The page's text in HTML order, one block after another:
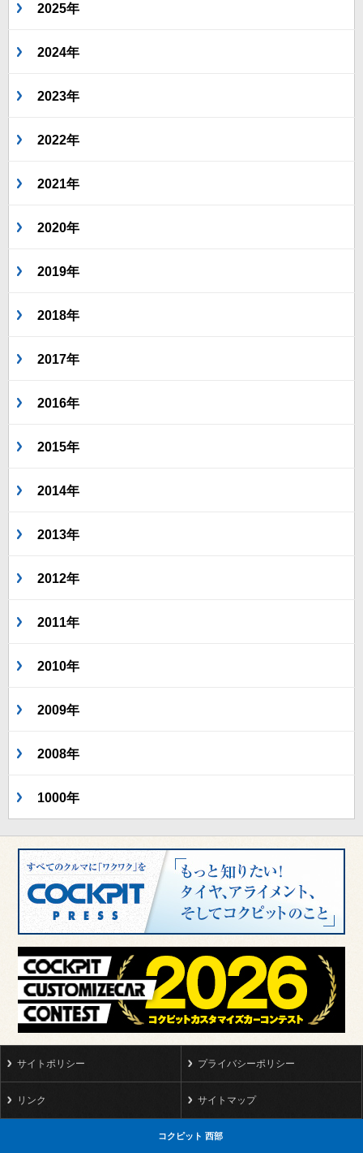
2025年
2024年
2023年
2022年
2021年
2020年
2019年
2018年
2017年
2016年
2015年
2014年
2013年
2012年
2011年
2010年
2009年
2008年
1000年
サイトポリシー プライバシーポリシー
リンク サイトマップ
コクピット 西部